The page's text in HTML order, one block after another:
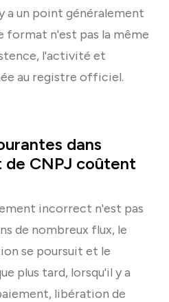
a un point généralement
format n'est pas la même
l'activité et
au registre officiel.
dans
CNPJ coûtent
incorrect n'est pas
de nombreux flux, le
se poursuit et le
plus tard, lorsqu'il y a
libération de